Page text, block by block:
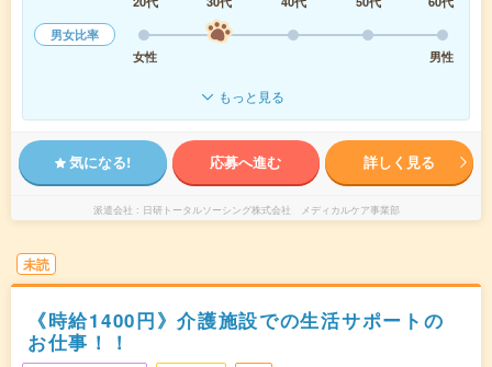
男女比率
女性
男性
もっと見る
気になる! 応募へ進む 詳しく見る
派遣会社 日研トータルソーシング株式会社 メディカルケア事業部
未読
《時給1400円》介護施設での生活サポートの
お仕事！！